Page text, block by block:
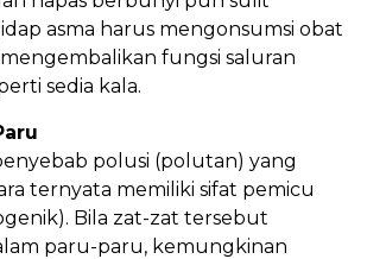
asma harus mengonsumsi obat
fungsi saluran
sedia kala.
polusi (polutan) yang
ternyata memiliki sifat pemicu
Bila zat-zat tersebut
paru-paru, kemungkinan